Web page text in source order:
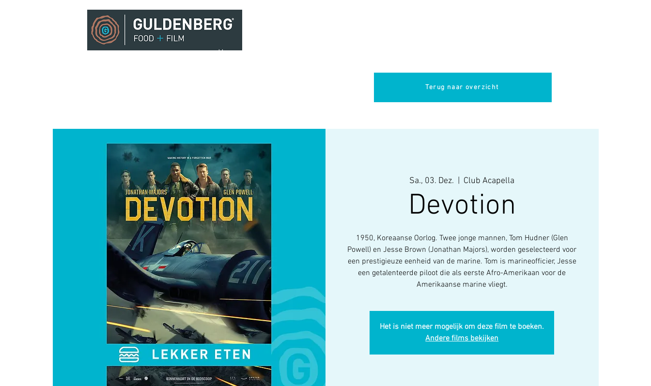
Home
Terug naar overzicht
Sa., 03. Dez.
  |
Club Acapella
Devotion
1950, Koreaanse Oorlog. Twee jonge mannen, Tom Hudner (Glen
Powell) en Jesse Brown (Jonathan Majors), worden geselecteerd voor
een prestigieuze eenheid van de marine. Tom is marineofficier, Jesse
een getalenteerde piloot die als eerste Afro-Amerikaan voor de
Amerikaanse marine vliegt.
Het is niet meer mogelijk om deze film te boeken.
Andere films bekijken